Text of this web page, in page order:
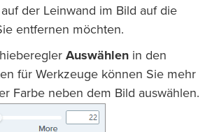
der Leinwand im Bild auf die
entfernen möchten.
Auswählen in den
für Werkzeuge können Sie mehr
Farbe neben dem Bild auswählen.